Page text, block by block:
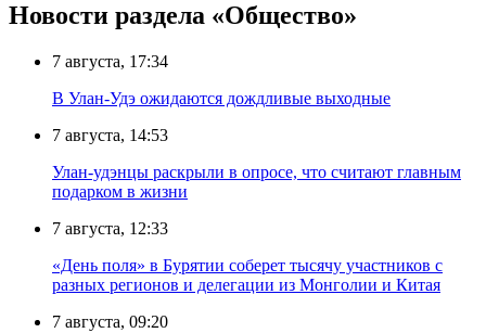
Новости раздела «Общество»
7 августа, 17:34
В Улан-Удэ ожидаются дождливые выходные
7 августа, 14:53
Улан-удэнцы раскрыли в опросе, что считают главным
подарком в жизни
7 августа, 12:33
«День поля» в Бурятии соберет тысячу участников с
разных регионов и делегации из Монголии и Китая
7 августа, 09:20